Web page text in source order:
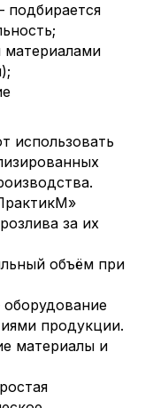
подбирается
материалами
использовать
за их
объём при
продукции.
материалы и